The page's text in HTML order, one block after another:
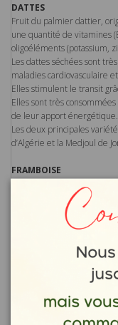
DATTES
Fruit du palmier dattier,
une quantité de vitamines
oligoéléments (potassium,
Les dattes séchées sont
maladies cardiovasculaire
Elles stimulent le transit
Elles sont très
de leur apport énergétique.
Les deux principales
d’Algérie et la Medjoul de
FRAMBOISE
La framboise provient
fruit rouge riche en
L’arôme naturel de
cocktails et les thés
Le miel est consommé
Dans l’antiquité, il était
On lui prêtait une quantité